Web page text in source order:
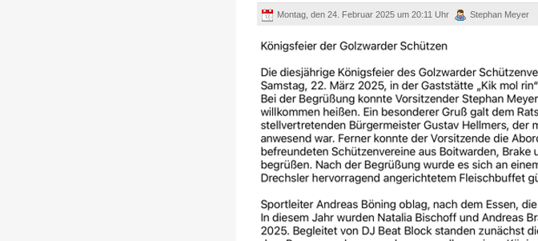
Montag, den 24. Februar 2025 um 20:11 Uhr Stephan Meyer